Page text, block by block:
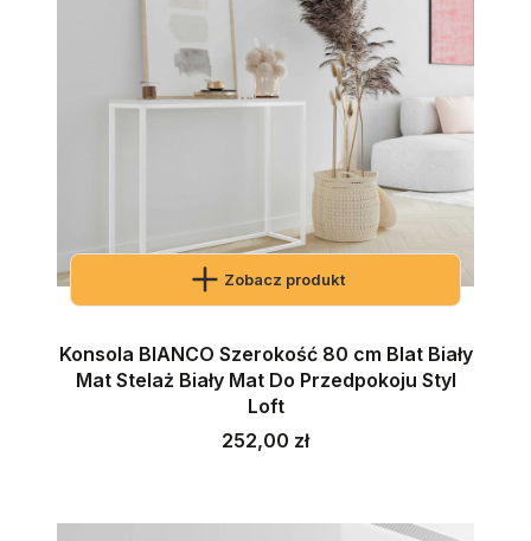
Zobacz produkt
Konsola BIANCO Szerokość 80 cm Blat Biały
Mat Stelaż Biały Mat Do Przedpokoju Styl
Loft
Cena
252,00 zł